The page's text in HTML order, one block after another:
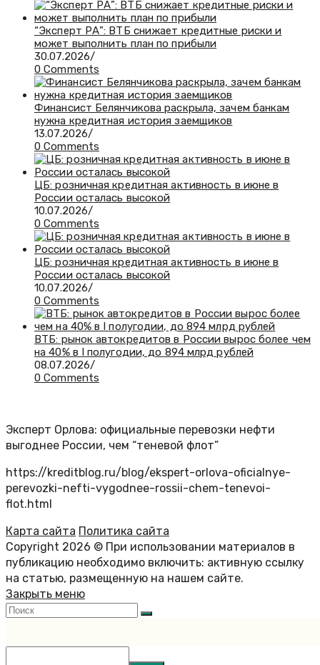
“Эксперт РА”: ВТБ снижает кредитные риски и
может выполнить план по прибыли
30.07.2026/
0 Comments
Финансист Белянчикова раскрыла, зачем банкам
нужна кредитная история заемщиков
13.07.2026/
0 Comments
ЦБ: розничная кредитная активность в июне в
России осталась высокой
10.07.2026/
0 Comments
ЦБ: розничная кредитная активность в июне в
России осталась высокой
10.07.2026/
0 Comments
ВТБ: рынок автокредитов в России вырос более чем
на 40% в I полугодии, до 894 млрд рублей
08.07.2026/
0 Comments
Эксперт Орлова: официальные перевозки нефти
выгоднее России, чем “теневой флот”
https://kreditblog.ru/blog/ekspert-orlova-oficialnye-
perevozki-nefti-vygodnee-rossii-chem-tenevoi-
flot.html
Карта сайта Политика сайта
Copyright 2026 © При использовании материалов в
публикацию необходимо включить: активную ссылку
на статью, размещенную на нашем сайте.
Закрыть меню